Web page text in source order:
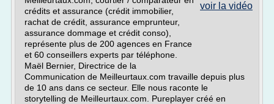
voir la vidéo
crédits et assurance (crédit immobilier,
rachat de crédit, assurance emprunteur,
assurance dommage et crédit conso),
représente plus de 200 agences en France
et 60 conseillers experts par téléphone.
Maël Bernier, Directrice de la
Communication de Meilleurtaux.com travaille depuis plus
de 10 ans dans ce secteur. Elle nous raconte le
storytelling de Meilleurtaux.com. Pureplayer créé en